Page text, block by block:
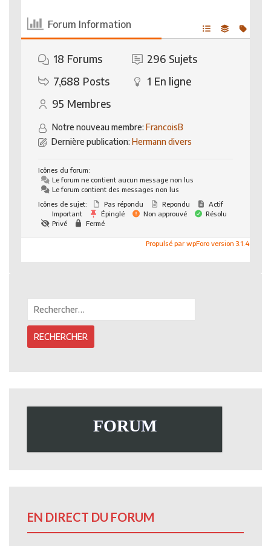
Forum Information
18 Forums 296 Sujets
7,688 Posts 1 En ligne
95 Membres
Notre nouveau membre: FrancoisB
Dernière publication: Hermann divers
Icônes du forum:
Le forum ne contient aucun message non lus
Le forum contient des messages non lus
Icônes de sujet:
Pas répondu Repondu
Actif
Important
Épinglé Non approuvé
Résolu
Privé
Fermé
Propulsé par wpForo version 3.1.4
FORUM
EN DIRECT DU FORUM